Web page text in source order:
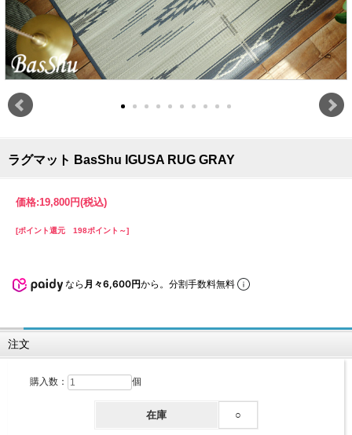
ラグマット BasShu IGUSA RUG GRAY
価格:19,800円(税込)
[ポイント還元 198ポイント～]
なら 月々6,600円から。分割手数料無料
注文
購入数： 個
在庫 ○